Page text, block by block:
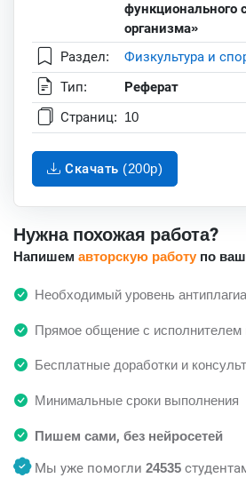
функционального
организма»
Раздел:
Физкультура и
Тип:
Реферат
Страниц: 10
Скачать (200p)
Нужна похожая работа?
Напишем авторскую работу по
Необходимый уровень
Прямое общение с
Бесплатные доработки и
Минимальные сроки выполнения
Пишем сами, без нейросетей
Мы уже помогли 24535